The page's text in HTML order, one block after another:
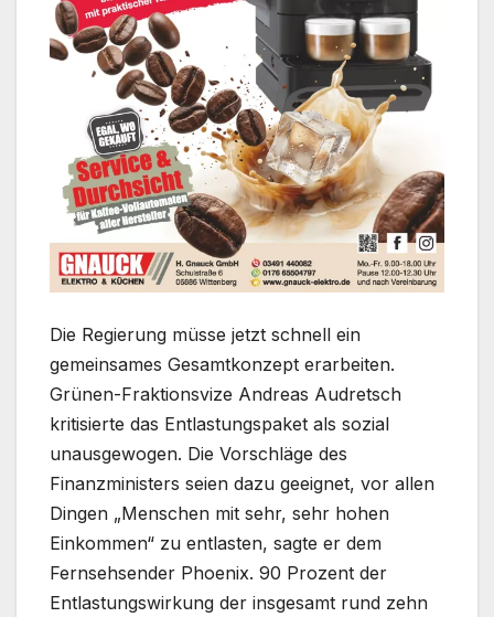
Die Regierung müsse jetzt schnell ein
gemeinsames Gesamtkonzept erarbeiten.
Grünen-Fraktionsvize Andreas Audretsch
kritisierte das Entlastungspaket als sozial
unausgewogen. Die Vorschläge des
Finanzministers seien dazu geeignet, vor allen
Dingen „Menschen mit sehr, sehr hohen
Einkommen“ zu entlasten, sagte er dem
Fernsehsender Phoenix. 90 Prozent der
Entlastungswirkung der insgesamt rund zehn